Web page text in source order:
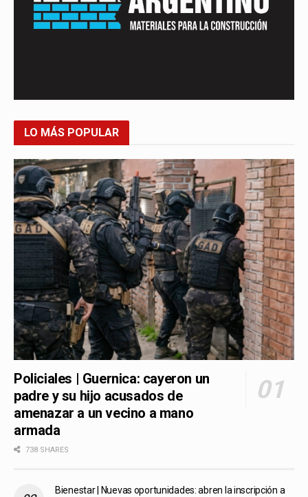
LO MÁS POPULAR
Policiales | Guernica: cayeron un
padre y su hijo acusados de
amenazar a un vecino a mano
armada
738 SHARES
Bienestar | Nuevas oportunidades: abren la inscripción a